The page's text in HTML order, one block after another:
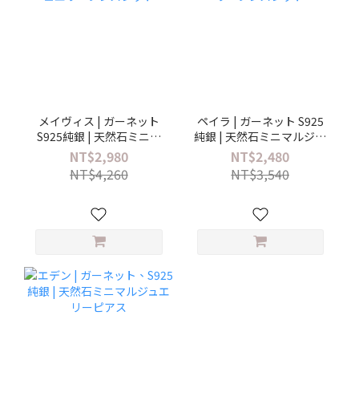
メイヴィス | ガーネット
S925純銀 | 天然石ミニマ
ルジュエリーブレスレッ
ト
NT$2,980
NT$4,260
ペイラ | ガーネット S925
純銀 | 天然石ミニマルジュ
エリーブレスレット
NT$2,480
NT$3,540